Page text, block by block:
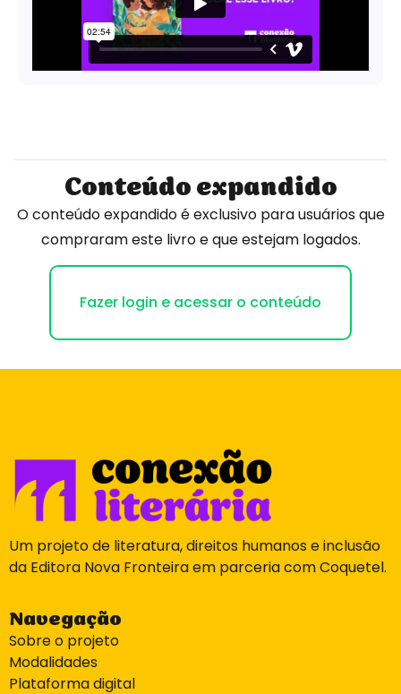
Conteúdo expandido
O conteúdo expandido é exclusivo para usuários que
compraram este livro e que estejam logados.
Fazer login e acessar o conteúdo
Um projeto de literatura, direitos humanos e inclusão
da Editora Nova Fronteira em parceria com Coquetel.
Navegação
Sobre o projeto
Modalidades
Plataforma digital